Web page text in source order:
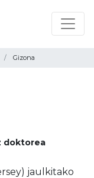
Gizona
doktorea
jaulkitako